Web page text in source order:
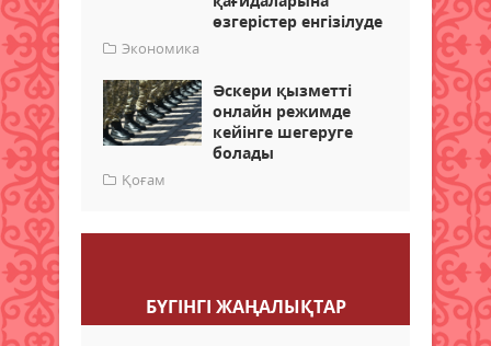
өзгерістер енгізілуде
Экономика
Әскери қызметті
онлайн режимде
кейінге шегеруге
болады
Қоғам
БҮГІНГI ЖАҢАЛЫҚТАР